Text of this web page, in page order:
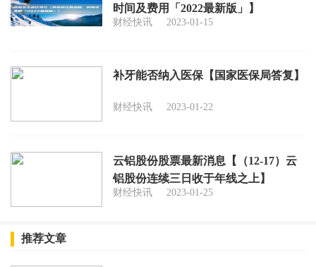
时间及费用「2022最新版」】
财经快讯 2023-01-15
补牙能否纳入医保【国家医保局答复】
财经快讯 2023-01-22
云铝股份股票最新消息【（12-17）云
铝股份连续三日收于年线之上】
财经快讯 2023-01-25
推荐文章